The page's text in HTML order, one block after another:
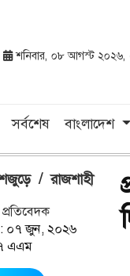
শনিবার, ০৮ আগস্ট ২০২৬,
সর্বশেষ বাংলাদেশ
/ রাজশাহী
: ০৭ জুন, ২০২৬
এএম